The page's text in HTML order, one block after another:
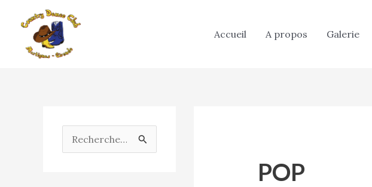
contenu
Accueil A propos Galerie
e
POP